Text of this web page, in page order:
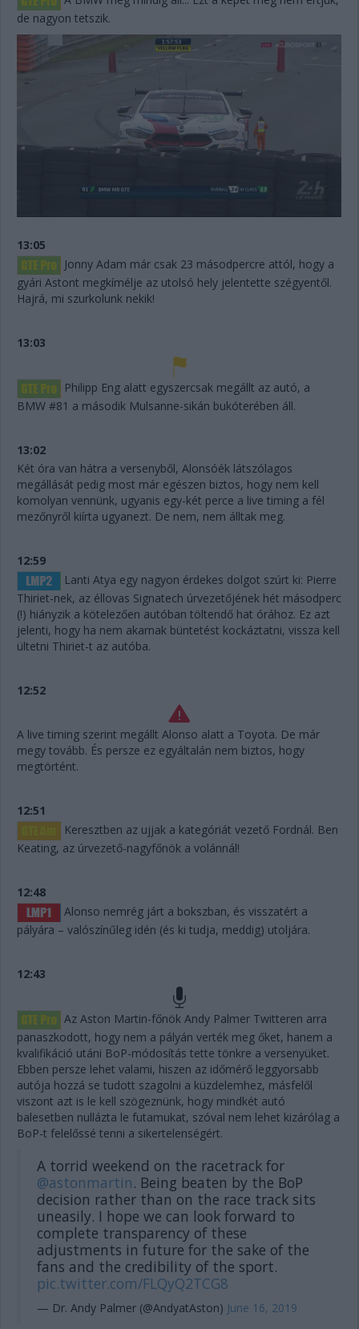
de nagyon tetszik.
13:05
Jonny Adam már csak 23 másodpercre attól, hogy a
gyári Astont megkímélje az utolsó hely jelentette szégyentől.
Hajrá, mi szurkolunk nekik!
13:03
Philipp Eng alatt egyszercsak megállt az autó, a
BMW #81 a második Mulsanne-sikán bukóterében áll.
13:02
Két óra van hátra a versenyből, Alonsóék látszólagos
megállását pedig most már egészen biztos, hogy nem kell
komolyan vennünk, ugyanis egy-két perce a live timing a fél
mezőnyről kiírta ugyanezt. De nem, nem álltak meg.
12:59
Lanti Atya egy nagyon érdekes dolgot szúrt ki: Pierre
Thiriet-nek, az éllovas Signatech úrvezetőjének hét másodperc
(!) hiányzik a kötelezően autóban töltendő hat órához. Ez azt
jelenti, hogy ha nem akarnak büntetést kockáztatni, vissza kell
ültetni Thiriet-t az autóba.
12:52
A live timing szerint megállt Alonso alatt a Toyota. De már
megy tovább. És persze ez egyáltalán nem biztos, hogy
megtörtént.
12:51
Keresztben az ujjak a kategóriát vezető Fordnál. Ben
Keating, az úrvezető-nagyfőnök a volánnál!
12:48
Alonso nemrég járt a bokszban, és visszatért a
pályára – valószínűleg idén (és ki tudja, meddig) utoljára.
12:43
Az Aston Martin-főnök Andy Palmer Twitteren arra
panaszkodott, hogy nem a pályán verték meg őket, hanem a
kvalifikáció utáni BoP-módosítás tette tönkre a versenyüket.
Ebben persze lehet valami, hiszen az időmérő leggyorsabb
autója hozzá se tudott szagolni a küzdelemhez, másfelől
viszont azt is le kell szögeznünk, hogy mindkét autó
balesetben nullázta le futamukat, szóval nem lehet kizárólag a
BoP-t felelőssé tenni a sikertelenségért.
A torrid weekend on the racetrack for
@astonmartin. Being beaten by the BoP
decision rather than on the race track sits
uneasily. I hope we can look forward to
complete transparency of these
adjustments in future for the sake of the
fans and the credibility of the sport.
pic.twitter.com/FLQyQ2TCG8
— Dr. Andy Palmer (@AndyatAston) June 16, 2019